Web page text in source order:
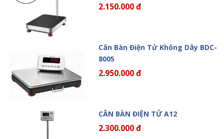
2.150.000 đ
Cân Bàn Điện Tử Không Dây BDC-
8005
2.950.000 đ
CÂN BÀN ĐIỆN TỬ A12
2.300.000 đ